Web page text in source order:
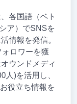
各国語（ベト
ア）でSNSを
情報を発信。
ロワーを獲
ウンドメディ
人)を活用し、
役立ち情報を